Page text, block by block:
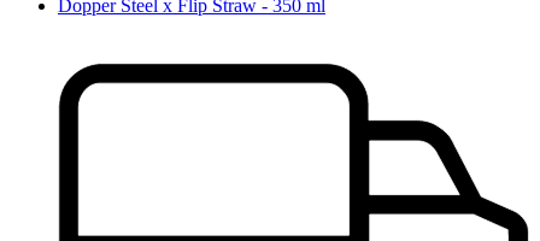
Dopper Steel x Flip Straw - 350 ml